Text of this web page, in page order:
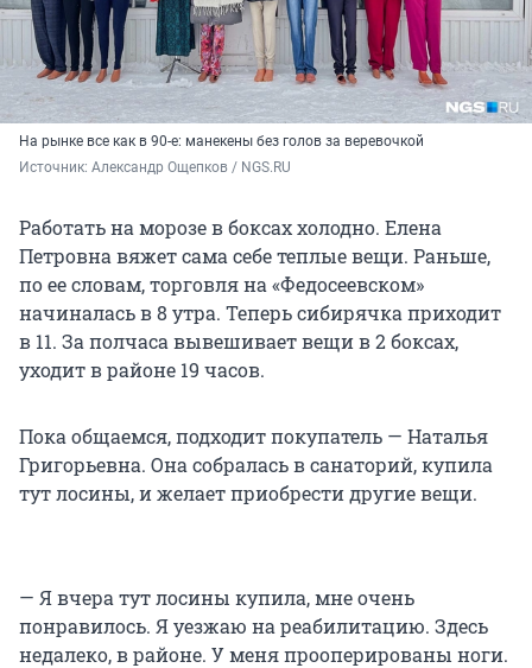
На рынке все как в 90-е: манекены без голов за веревочкой
Источник: Александр Ощепков / NGS.RU
Работать на морозе в боксах холодно. Елена
Петровна вяжет сама себе теплые вещи. Раньше,
по ее словам, торговля на «Федосеевском»
начиналась в 8 утра. Теперь сибирячка приходит
в 11. За полчаса вывешивает вещи в 2 боксах,
уходит в районе 19 часов.
Пока общаемся, подходит покупатель — Наталья
Григорьевна. Она собралась в санаторий, купила
тут лосины, и желает приобрести другие вещи.
— Я вчера тут лосины купила, мне очень
понравилось. Я уезжаю на реабилитацию. Здесь
недалеко, в районе. У меня прооперированы ноги.